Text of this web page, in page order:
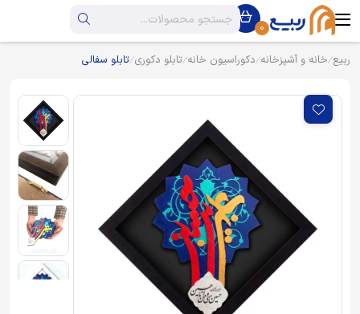
0
ربیع خانه و آشپزخانه دکوراسیون خانه تابلو دکوری تابلو سفالی